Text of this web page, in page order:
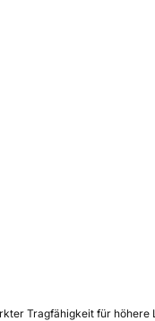
Tragfähigkeit für